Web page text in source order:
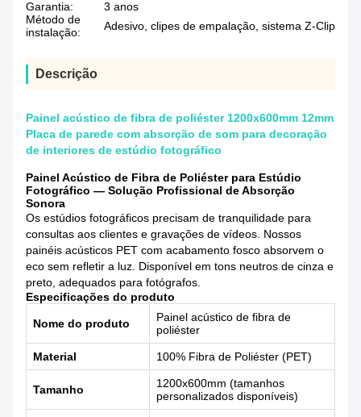
Garantia:
3 anos
Método de
instalação:
Adesivo, clipes de empalação, sistema Z-Clip
Descrição
Painel acústico de fibra de poliéster 1200x600mm 12mm
Placa de parede com absorção de som para decoração
de interiores de estúdio fotográfico
Painel Acústico de Fibra de Poliéster para Estúdio
Fotográfico — Solução Profissional de Absorção
Sonora
Os estúdios fotográficos precisam de tranquilidade para
consultas aos clientes e gravações de vídeos. Nossos
painéis acústicos PET com acabamento fosco absorvem o
eco sem refletir a luz. Disponível em tons neutros de cinza e
preto, adequados para fotógrafos.
Especificações do produto
Nome do produto
Painel acústico de fibra de
poliéster
Material 100% Fibra de Poliéster (PET)
Tamanho
1200x600mm (tamanhos
personalizados disponíveis)